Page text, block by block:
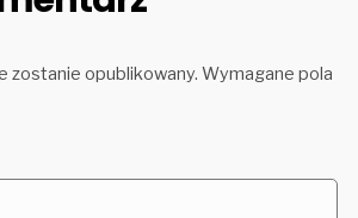
zostanie opublikowany. Wymagane pola